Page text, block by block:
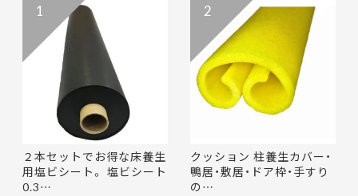
２本セットでお得な床養生
用塩ビシート。 塩ビシート
0.3…
1
クッション 柱養生カバー・
鴨居・敷居・ドア枠・手すり
の…
2